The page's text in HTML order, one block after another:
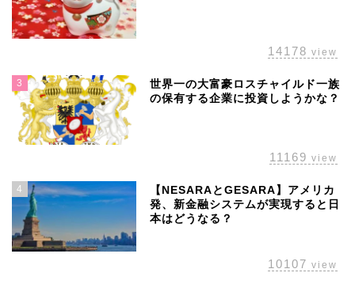
14178 view
3
世界一の大富豪ロスチャイルド一族
の保有する企業に投資しようかな？
11169 view
4
【NESARAとGESARA】アメリカ
発、新金融システムが実現すると日
本はどうなる？
10107 view